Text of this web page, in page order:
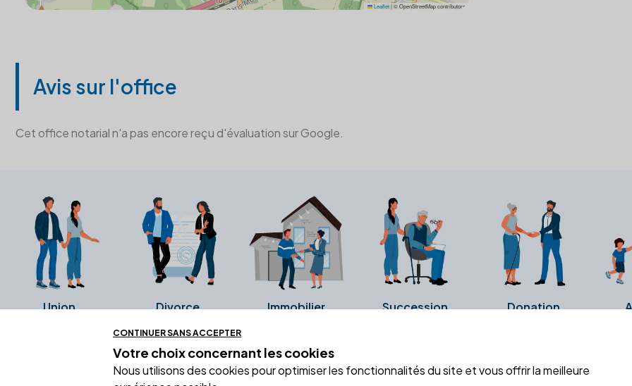
Leaflet |© OpenStreetMap contributors
Avis sur l'office
Cet office notarial n'a pas encore reçu d'évaluation sur Google.
Union Divorce Immobilier Succession Donation
Ces avis proviennent directement de la fiche Google Business de l'office notarial. Ils n'ont ni
CONTINUER SANS ACCEPTER
Votre choix concernant les cookies
Nous utilisons des cookies pour optimiser les fonctionnalités du site et vous offrir la meilleure